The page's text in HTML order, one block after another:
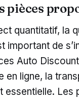
pièces
quantitatif, la
important de
Auto
en ligne, la
essentielle.